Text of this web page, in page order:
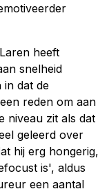
heeft
snelheid
in dat de
reden om aan
niveau zit als dat
geleerd over
hij erg hongerig,
is', aldus
een aantal